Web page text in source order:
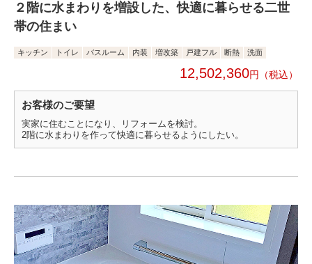
２階に水まわりを増設した、快適に暮らせる二世
帯の住まい
キッチン トイレ バスルーム 内装 増改築 戸建フル 断熱 洗面
12,502,360円
お客様のご要望
実家に住むことになり、リフォームを検討。
2階に水まわりを作って快適に暮らせるようにしたい。